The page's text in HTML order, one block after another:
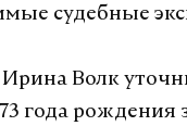
судебные
Волк
года рождения